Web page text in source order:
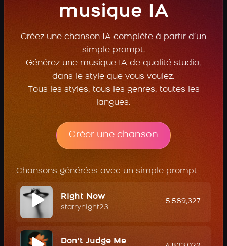
musique IA
Créez une chanson IA complète à partir d’un
simple prompt.
Générez une musique IA de qualité studio,
dans le style que vous voulez.
Tous les styles, tous les genres, toutes les
langues.
Créer une chanson
Chansons générées avec un simple prompt
Right Now
starrynight23
5,589,327
Don't Judge Me